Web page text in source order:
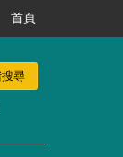
首頁